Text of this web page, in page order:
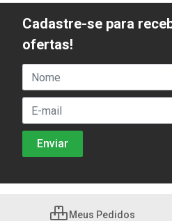
Cadastre-se para
ofertas!
Meus Pedidos